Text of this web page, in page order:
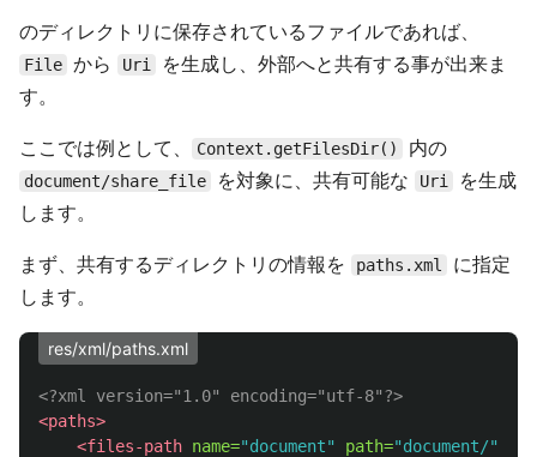
のディレクトリに保存されているファイルであれば、
File から Uri
を生成し、外部へと共有する事が出来ま
す。
ここでは例として、 Context.getFilesDir() 内の
document/share_file を対象に、共有可能な Uri
を生成
します。
まず、共有するディレクトリの情報を paths.xml
に指定
します。
res/xml/paths.xml
<?xml version="1.0" encoding="utf-8"?>
<paths>
<files-path name="document" path="document/"